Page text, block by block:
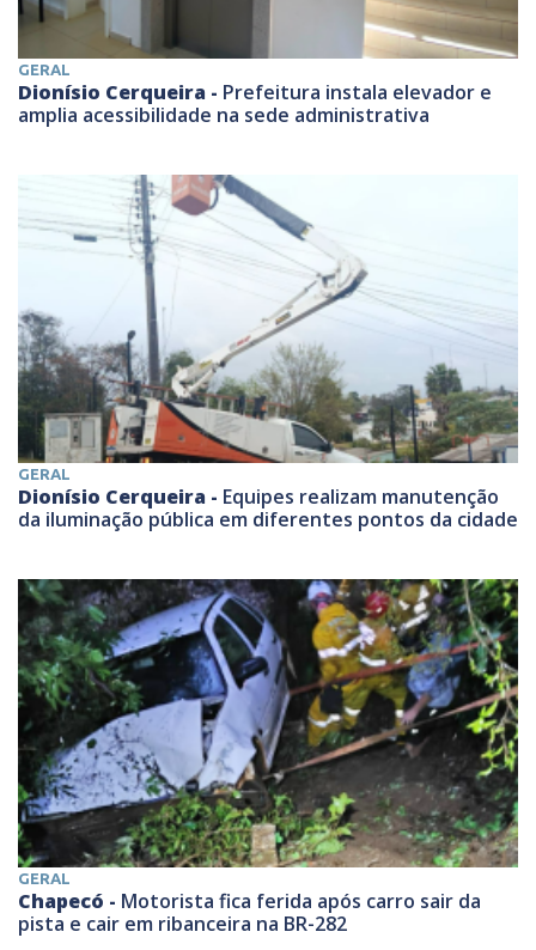
GERAL
Dionísio Cerqueira - Prefeitura instala elevador e
amplia acessibilidade na sede administrativa
GERAL
Dionísio Cerqueira - Equipes realizam manutenção
da iluminação pública em diferentes pontos da cidade
GERAL
Chapecó - Motorista fica ferida após carro sair da
pista e cair em ribanceira na BR-282